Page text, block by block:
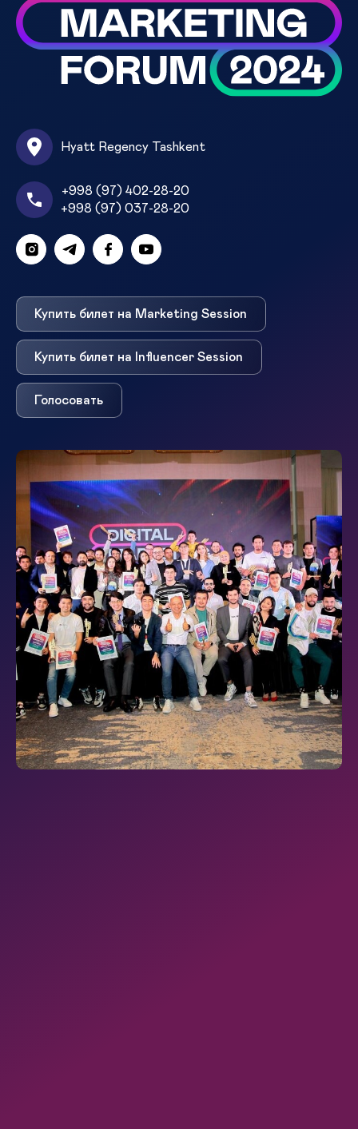
Hyatt Regency Tashkent
+998 (97) 402-28-20
+998 (97) 037-28-20
Купить билет на Marketing Session
Купить билет на Influencer Session
Голосовать